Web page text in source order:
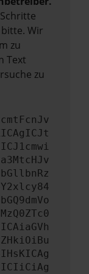
Wir
zu
Text
zu